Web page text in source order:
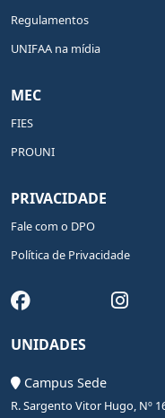
Regulamentos
UNIFAA na mídia
MEC
FIES
PROUNI
PRIVACIDADE
Fale com o DPO
Política de Privacidade
UNIDADES
Campus Sede
R. Sargento Vitor Hugo, Nº